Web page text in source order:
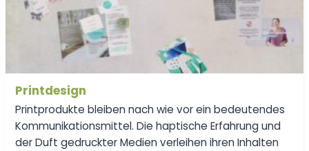
Printdesign
Printprodukte bleiben nach wie vor ein bedeutendes
Kommunikationsmittel. Die haptische Erfahrung und
der Duft gedruckter Medien verleihen ihren Inhalten